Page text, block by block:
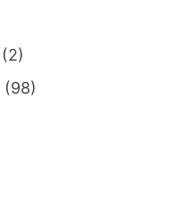
(2)
(98)